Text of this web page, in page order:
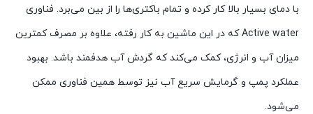
با دمای بسیار بالا کار کرده و تمام باکتری‌ها را از بین می‌برد. فناوری
Active water که در این ماشین به کار رفته، علاوه بر مصرف کمترین
میزان آب و انرژی، کمک می‌کند که گردش آب هدفمند باشد. بهبود
عملکرد پمپ و گرمایش سریع آب نیز توسط همین فناوری ممکن
می‌شود.